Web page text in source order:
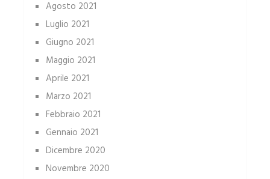
Agosto 2021
Luglio 2021
Giugno 2021
Maggio 2021
Aprile 2021
Marzo 2021
Febbraio 2021
Gennaio 2021
Dicembre 2020
Novembre 2020